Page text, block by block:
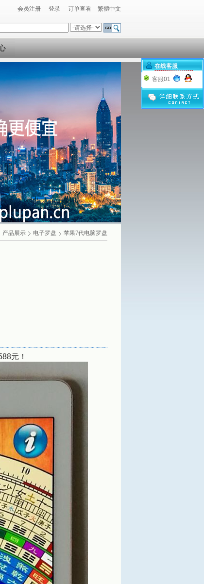
会员注册 - 登录 - 订单查看 - 繁體中文
产品展示 电子罗盘 苹果7代电脑罗盘
元！
在线客服
客服01